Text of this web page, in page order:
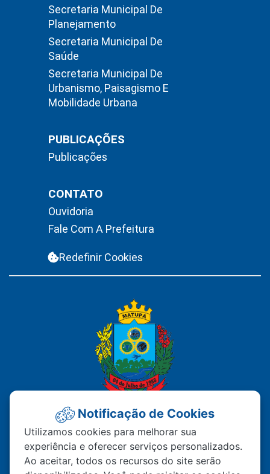
Secretaria Municipal De
Planejamento
Secretaria Municipal De
Saúde
Secretaria Municipal De
Urbanismo, Paisagismo E
Mobilidade Urbana
PUBLICAÇÕES
Publicações
CONTATO
Ouvidoria
Fale Com A Prefeitura
Redefinir Cookies
PREFEITURA MUNICIPAL DE
MATUPÁ
Notificação de Cookies
Utilizamos cookies para melhorar sua
experiência e oferecer serviços personalizados.
Ao aceitar, todos os recursos do site serão